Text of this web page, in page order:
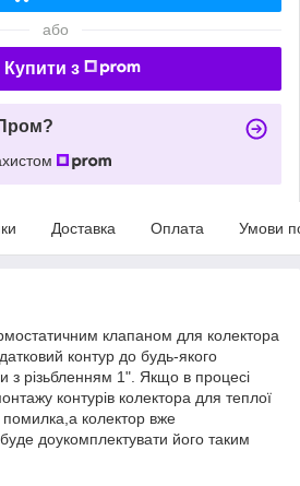
або
Купити з
Доставка Оплата Умови
клапаном для колектора
контур до будь-якого
з різьбленням 1". Якщо в процесі
контурів колектора для теплої
колектор вже
доукомплектувати його таким